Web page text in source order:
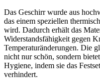
Das Geschirr wurde aus
das einem speziellen
wird. Dadurch erhält das
Widerstandsfähigkeit gegen
Temperaturänderungen. Die
nicht nur schön, sondern
Hygiene, indem sie das
verhindert.